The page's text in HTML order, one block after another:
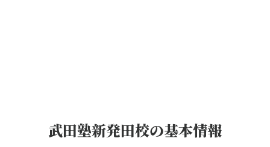
武田塾新発田校の基本情報